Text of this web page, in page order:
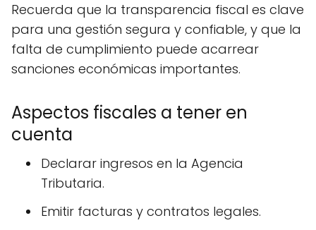
Recuerda que la transparencia fiscal es clave
para una gestión segura y confiable, y que la
falta de cumplimiento puede acarrear
sanciones económicas importantes.
Aspectos fiscales a tener en
cuenta
Declarar ingresos en la Agencia
Tributaria.
Emitir facturas y contratos legales.